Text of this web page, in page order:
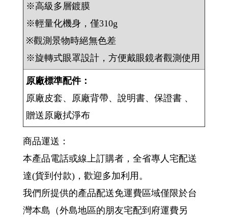
※高級多層鍍膜
※輕量化機身，僅310g
※觀測景物時絕無色差
※旋轉式眼罩設計，方便戴眼鏡者觀測使用
原廠標準配件：
原廠皮套、原廠背帶、說明書、保證書 、
贈送原廠拭淨布
商品運送：
本產品電話或線上訂購者，全省專人宅配送
達(貨到付款)，歡迎多加利用。
我們所提供的產品配送免運費區域僅限於台
灣本島（外島地區的朋友宅配到府運費另